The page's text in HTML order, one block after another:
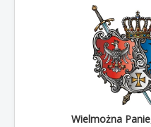
Dokumenty UPUM
Insygnia i odznaczenia
Wielmożna